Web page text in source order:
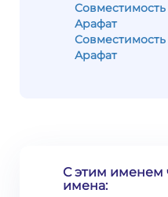
Арафат
Арафат
С этим именем
имена: